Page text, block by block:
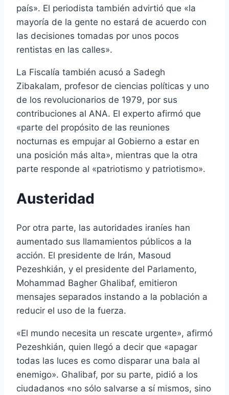
país». El periodista también advirtió que «la
mayoría de la gente no estará de acuerdo con
las decisiones tomadas por unos pocos
rentistas en las calles».
La Fiscalía también acusó a Sadegh
Zibakalam, profesor de ciencias políticas y uno
de los revolucionarios de 1979, por sus
contribuciones al ANA. El experto afirmó que
«parte del propósito de las reuniones
nocturnas es empujar al Gobierno a estar en
una posición más alta», mientras que la otra
parte responde al «patriotismo y patriotismo».
Austeridad
Por otra parte, las autoridades iraníes han
aumentado sus llamamientos públicos a la
acción. El presidente de Irán, Masoud
Pezeshkián, y el presidente del Parlamento,
Mohammad Bagher Ghalibaf, emitieron
mensajes separados instando a la población a
reducir el uso de la fuerza.
«El mundo necesita un rescate urgente», afirmó
Pezeshkián, quien llegó a decir que «apagar
todas las luces es como disparar una bala al
enemigo». Ghalibaf, por su parte, pidió a los
ciudadanos «no sólo salvarse a sí mismos, sino